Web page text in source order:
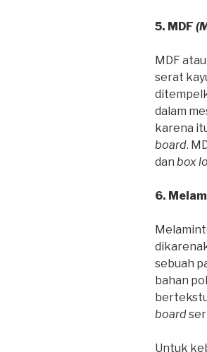
5. MDF
MDF
serat
dalam
karena
board.
dan box
6.
sebuah
bahan
board
Untuk